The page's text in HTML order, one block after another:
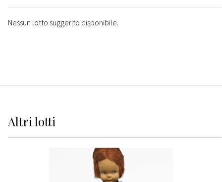
Nessun lotto suggerito disponibile.
Altrilotti